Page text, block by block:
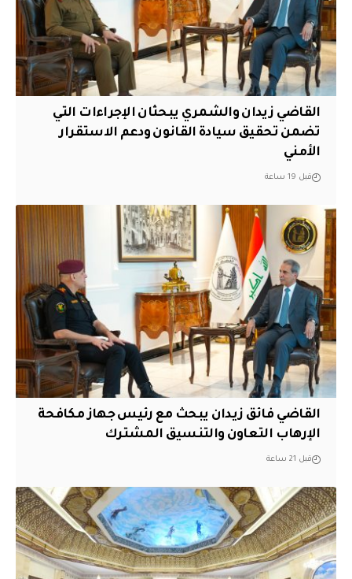
القاضي زيدان والشمري يبحثان الإجراءات التي
تضمن تحقيق سيادة القانون ودعم الاستقرار
الأمني
قبل 19 ساعة
القاضي فائق زيدان يبحث مع رئيس جهاز مكافحة
الإرهاب التعاون والتنسيق المشترك
قبل 21 ساعة